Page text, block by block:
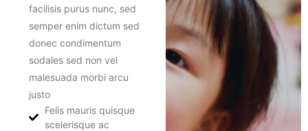
facilisis purus nunc, sed
semper enim dictum sed
donec condimentum
sodales sed non vel
malesuada morbi arcu
justo
Felis mauris quisque
scelerisque ac